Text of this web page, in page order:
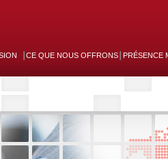
CE QUE NOUS OFFRONS PRÉSENCE